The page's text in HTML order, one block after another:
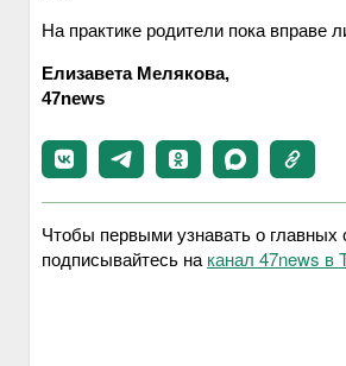
На практике родители пока вправе
Елизавета Мелякова,
47news
Чтобы первыми узнавать о главных
подписывайтесь на канал 47news в